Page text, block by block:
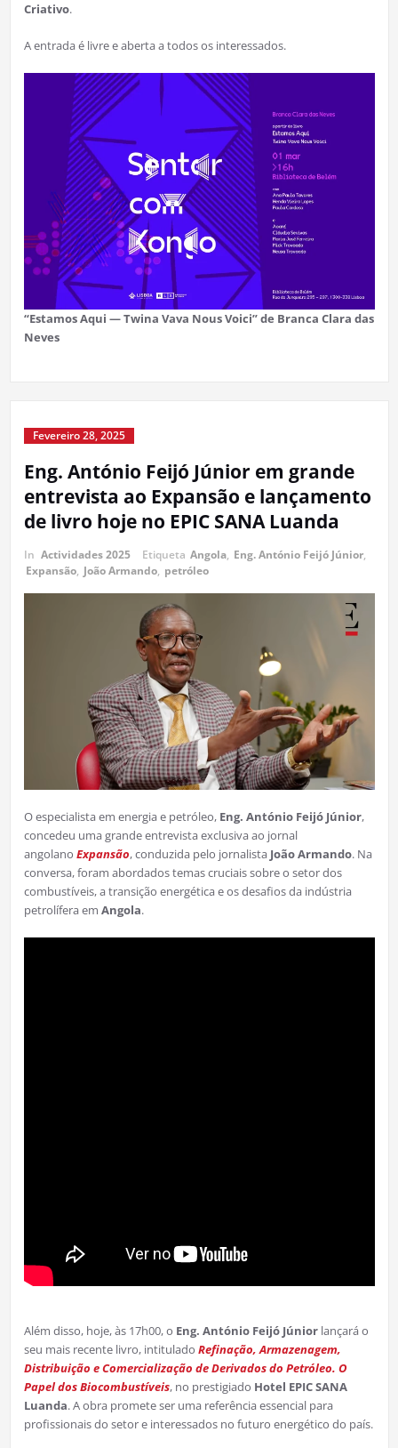
Criativo.
A entrada é livre e aberta a todos os interessados.
“Estamos Aqui — Twina Vava Nous Voici” de Branca Clara das
Neves
Fevereiro 28, 2025
Eng. António Feijó Júnior em grande
entrevista ao Expansão e lançamento
de livro hoje no EPIC SANA Luanda
In Actividades 2025 Etiqueta Angola, Eng. António Feijó Júnior,
Expansão, João Armando, petróleo
O especialista em energia e petróleo, Eng. António Feijó Júnior,
concedeu uma grande entrevista exclusiva ao jornal
angolano Expansão, conduzida pelo jornalista João Armando. Na
conversa, foram abordados temas cruciais sobre o setor dos
combustíveis, a transição energética e os desafios da indústria
petrolífera em Angola.
Além disso, hoje, às 17h00, o Eng. António Feijó Júniorlançará o
seu mais recente livro, intitulado Refinação, Armazenagem,
Distribuição e Comercialização de Derivados do Petróleo. O
Papel dos Biocombustíveis, no prestigiado Hotel EPIC SANA
Luanda. A obra promete ser uma referência essencial para
profissionais do setor e interessados no futuro energético do país.